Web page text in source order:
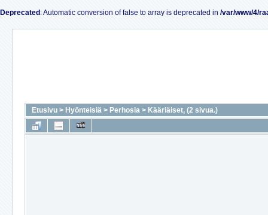
Deprecated : Automatic conversion of false to array is deprecated in /var/www/4/
Etusivu > Hyönteisiä > Perhosia > Kääriäiset, (2 sivua.)